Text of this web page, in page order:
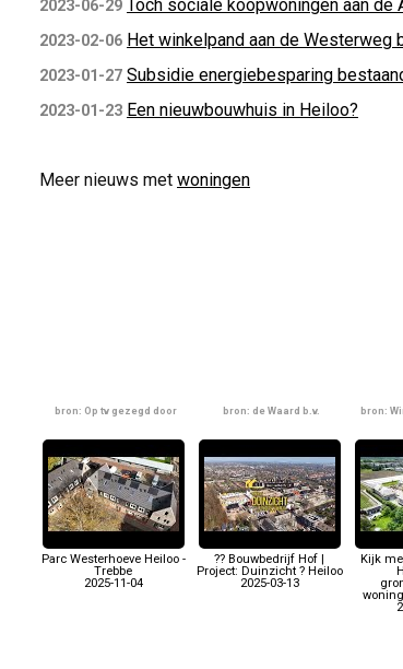
2023-06-29 Toch sociale koopwoningen aan
2023-02-06 Het winkelpand aan de Westerweg
2023-01-27 Subsidie energiebesparing
2023-01-23 Een nieuwbouwhuis in Heiloo?
Meer nieuws met woningen
bron: Op tv gezegd door bron: de Waard b.v. bron:
Parc Westerhoeve Heiloo -
Trebbe
2025-11-04
?? Bouwbedrijf Hof |
Project: Duinzicht ? Heiloo
2025-03-13
Kijk